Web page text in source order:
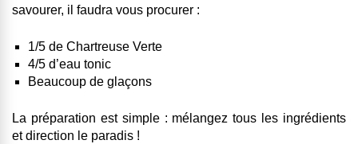
savourer, il faudra vous procurer :
1/5 de Chartreuse Verte
4/5 d’eau tonic
Beaucoup de glaçons
La préparation est simple : mélangez tous les ingrédients
et direction le paradis !